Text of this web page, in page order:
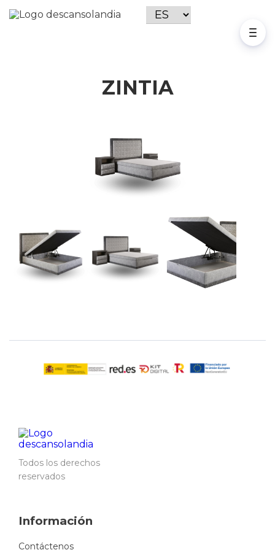
ZINTIA
Todos los derechos
reservados
Información
Contáctenos